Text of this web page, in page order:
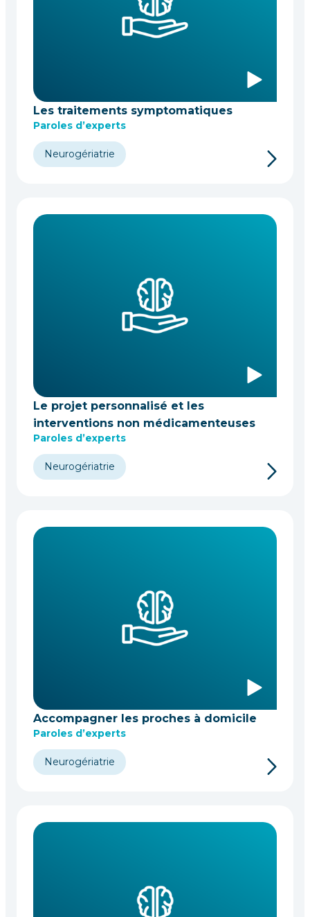
Les traitements symptomatiques
Paroles d’experts
Neurogériatrie
Le projet personnalisé et les
interventions non médicamenteuses
Paroles d’experts
Neurogériatrie
Accompagner les proches à domicile
Paroles d’experts
Neurogériatrie